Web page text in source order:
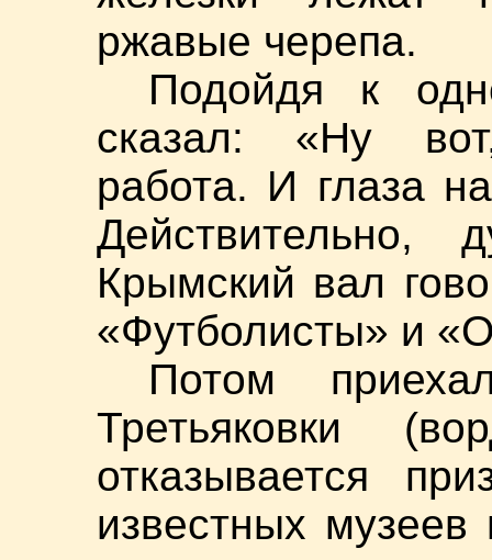
ржавые черепа.
Подойдя к
сказал: «Ну
работа. И глаза
Крымский вал
«Футболисты» и
Потом
Третьяковки
отказывается
известных